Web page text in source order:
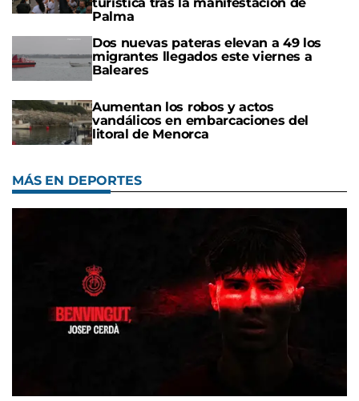
Palma
Dos nuevas pateras elevan a 49 los
migrantes llegados este viernes a
Baleares
Aumentan los robos y actos
vandálicos en embarcaciones del
litoral de Menorca
MÁS EN DEPORTES